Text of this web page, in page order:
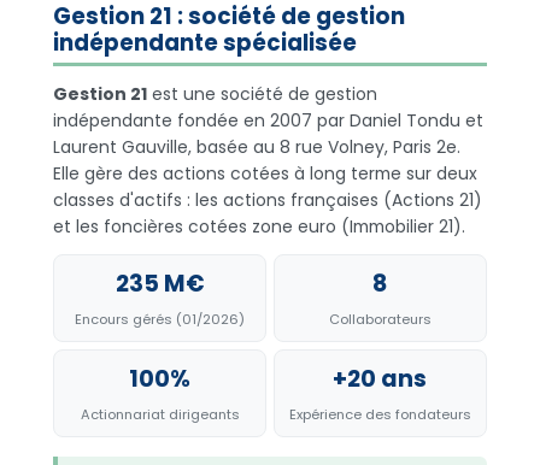
Gestion 21 : société de gestion
indépendante spécialisée
Gestion 21 est une société de gestion
indépendante fondée en 2007 par Daniel Tondu et
Laurent Gauville, basée au 8 rue Volney, Paris 2e.
Elle gère des actions cotées à long terme sur deux
classes d'actifs : les actions françaises (Actions 21)
et les foncières cotées zone euro (Immobilier 21).
235 M€
Encours gérés (01/2026)
8
Collaborateurs
100%
Actionnariat dirigeants
+20 ans
Expérience des fondateurs